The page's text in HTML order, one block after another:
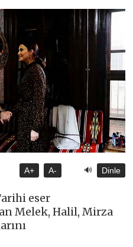
A+ A- 🔊 Dinle
eser
Melek, Halil, Mirza